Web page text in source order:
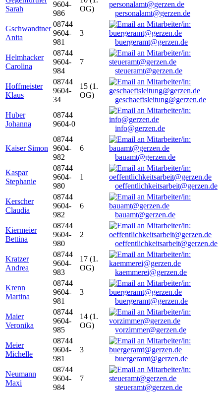
Sarah
9604-
986
OG)
personalamt@gerzen.de
Gschwandtner
Anita
08744
9604-
981
3
buergeramt@gerzen.de
Helmhacker
Carolina
08744
9604-
984
7
steueramt@gerzen.de
Hoffmeister
Klaus
08744
9604-
34
15 (1.
OG)
geschaeftsleitung@gerzen.de
Huber
Johanna
08744
9604-0
info@gerzen.de
Kaiser Simon
08744
9604-
982
6
bauamt@gerzen.de
Kaspar
Stephanie
08744
9604-
980
1
oeffentlichkeitsarbeit@gerzen.de
Kerscher
Claudia
08744
9604-
982
6
bauamt@gerzen.de
Kiermeier
Bettina
08744
9604-
980
2
oeffentlichkeitsarbeit@gerzen.de
Kratzer
Andrea
08744
9604-
983
17 (1.
OG)
kaemmerei@gerzen.de
Krenn
Martina
08744
9604-
981
3
buergeramt@gerzen.de
Maier
Veronika
08744
9604-
985
14 (1.
OG)
vorzimmer@gerzen.de
Meier
Michelle
08744
9604-
981
3
buergeramt@gerzen.de
Neumann
Maxi
08744
9604-
984
7
steueramt@gerzen.de